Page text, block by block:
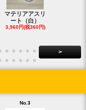
マテリアアスリ
ート（白）
3,960円(税360円)
>
No.3